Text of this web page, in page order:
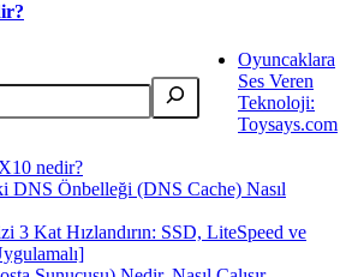
Oyuncaklara
Ses Veren
Teknoloji:
Toysays.com
nedir?
DNS Önbelleği (DNS Cache) Nasıl
3 Kat Hızlandırın: SSD, LiteSpeed ve